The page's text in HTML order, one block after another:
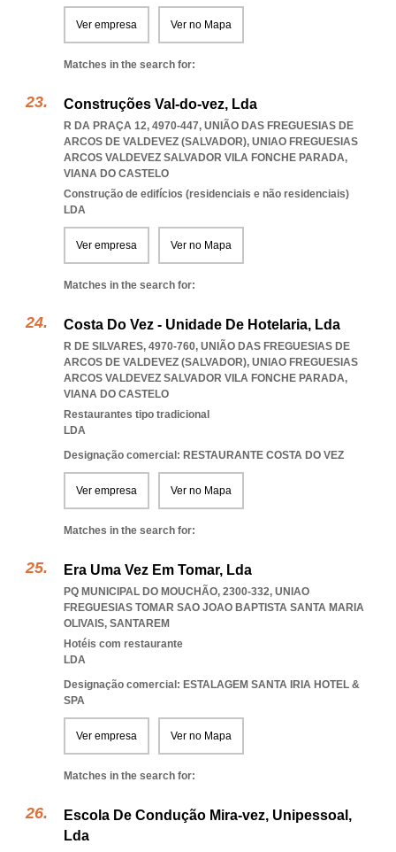
Ver empresa Ver no Mapa
Matches in the search for:
Construções Val-do-vez, Lda
R DA PRAÇA 12, 4970-447, UNIÃO DAS FREGUESIAS DE
ARCOS DE VALDEVEZ (SALVADOR), UNIAO FREGUESIAS
ARCOS VALDEVEZ SALVADOR VILA FONCHE PARADA,
VIANA DO CASTELO
Construção de edifícios (residenciais e não residenciais)
LDA
Ver empresa Ver no Mapa
Matches in the search for:
Costa Do Vez - Unidade De Hotelaria, Lda
R DE SILVARES, 4970-760, UNIÃO DAS FREGUESIAS DE
ARCOS DE VALDEVEZ (SALVADOR), UNIAO FREGUESIAS
ARCOS VALDEVEZ SALVADOR VILA FONCHE PARADA,
VIANA DO CASTELO
Restaurantes tipo tradicional
LDA
Designação comercial: RESTAURANTE COSTA DO VEZ
Ver empresa Ver no Mapa
Matches in the search for:
Era Uma Vez Em Tomar, Lda
PQ MUNICIPAL DO MOUCHÃO, 2300-332, UNIAO
FREGUESIAS TOMAR SAO JOAO BAPTISTA SANTA MARIA
OLIVAIS, SANTAREM
Hotéis com restaurante
LDA
Designação comercial: ESTALAGEM SANTA IRIA HOTEL &
SPA
Ver empresa Ver no Mapa
Matches in the search for:
Escola De Condução Mira-vez, Unipessoal,
Lda